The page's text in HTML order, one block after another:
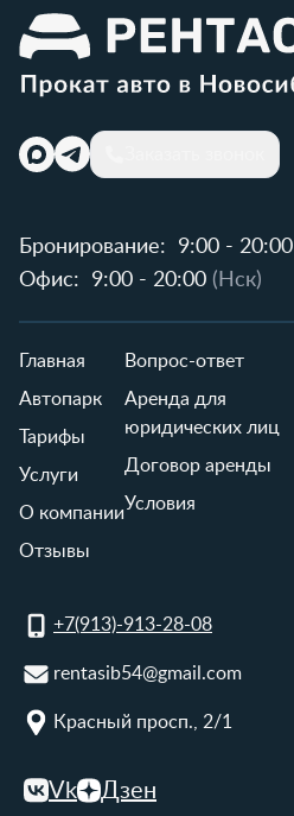
Бронирование: 9:00 - 20:00
Офис:
9:00 - 20:00 (Нск)
Главная
Автопарк
Тарифы
Услуги
О компании
Отзывы
Вопрос-ответ
Аренда для
юридических лиц
Договор аренды
Условия
+7(913)-913-28-08
rentasib54@gmail.com
Красный просп., 2/1
Vk Дзен